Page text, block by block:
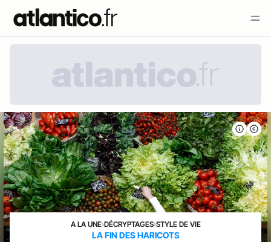
A LA UNE›DÉCRYPTAGES›STYLE DE VIE
LA FIN DES HARICOTS